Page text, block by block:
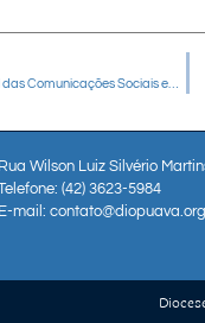
Rua Wilson Luiz Silvério
(42) 3623-5984
E-mail: contato@diopuava.org